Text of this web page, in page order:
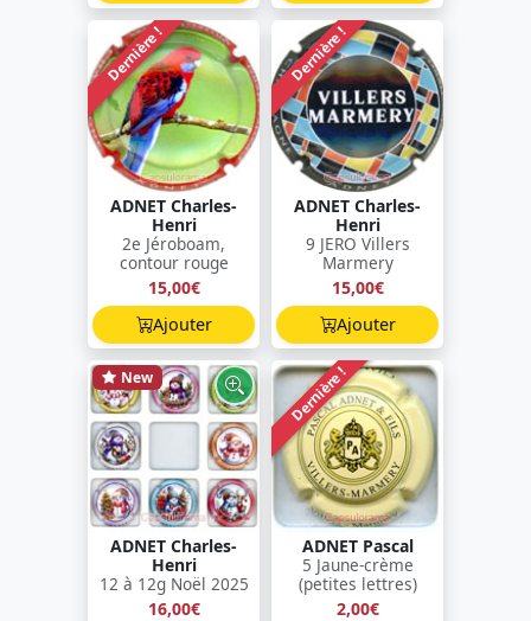
Dernière !
ADNET Charles-
Henri
2e Jéroboam,
contour rouge
15,00€
Ajouter
Dernière !
ADNET Charles-
Henri
9 JERO Villers
Marmery
15,00€
Ajouter
New
ADNET Charles-
Henri
12 à 12g Noël 2025
16,00€
Dernière !
ADNET Pascal
5 Jaune-crème
(petites lettres)
2,00€